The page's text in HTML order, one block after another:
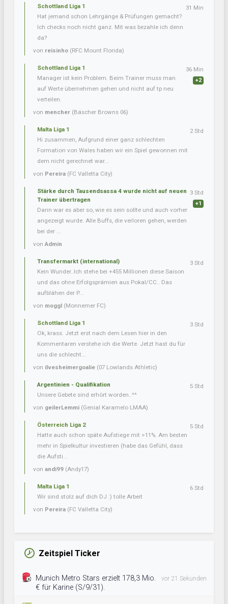
Schottland Liga 1
Hat jemand schon Lehrgänge & Prüfungen gemacht?
Ich checks noch nicht ganz. Mit was bezahle ich denn
da?
von reisinho (RFC Mount Florida)
31 Min
Schottland Liga 1
Manager ist kein Problem. Beim Trainer muss man
auf Werte übernehmen gehen und nicht auf tp neu
verteilen.
von mencher (Bäscher Browns 06)
36 Min
+2
Malta Liga 1
Hi zusammen, Aufgrund einer ganz schlechten
Formation von Wales haben wir ein Spiel gewonnen mit
dem nicht gerechnet war...
von Pereira (FC Valletta City)
2 Std
Stärke durch Tausendsassa 4 wurde nicht auf neuen
Trainer übertragen
Dann war es aber so, wie es sein sollte und auch vorher
angezeigt wurde. Alle Buffs, die verloren gehen, werden
bei der ...
vonAdmin
3 Std
+1
Transfermarkt (international)
Kein Wunder..Ich stehe bei +455 Millionen diese Saison
und das ohne Erfolgsprämien aus Pokal/CC.. Das
aufblähen der P...
von moggl (Monnemer FC)
3 Std
Schottland Liga 1
Ok, krass. Jetzt erst nach dem Lesen hier in den
Kommentaren verstehe ich die Werte. Jetzt hast du für
uns die schlecht...
von ilvesheimergoalie (07 Lowlands Athletic)
3 Std
Argentinien - Qualifikation
Unsere Gebete sind erhört worden..^^
von geilerLemmi (Genial Karamelo LMAA)
5 Std
Österreich Liga 2
Hatte auch schon späte Aufstiege mit >11%. Am besten
mehr in Spielkultur investieren (habe das Gefühl, dass
die Aufsti...
von andi99 (Andy17)
5 Std
Malta Liga 1
Wir sind stolz auf dich DJ :) tolle Arbeit
von Pereira (FC Valletta City)
6 Std
Zeitspiel Ticker
Munich Metro Stars erzielt 178,3 Mio.
€ für Karine (S/9/31).
vor 21 Sekunden